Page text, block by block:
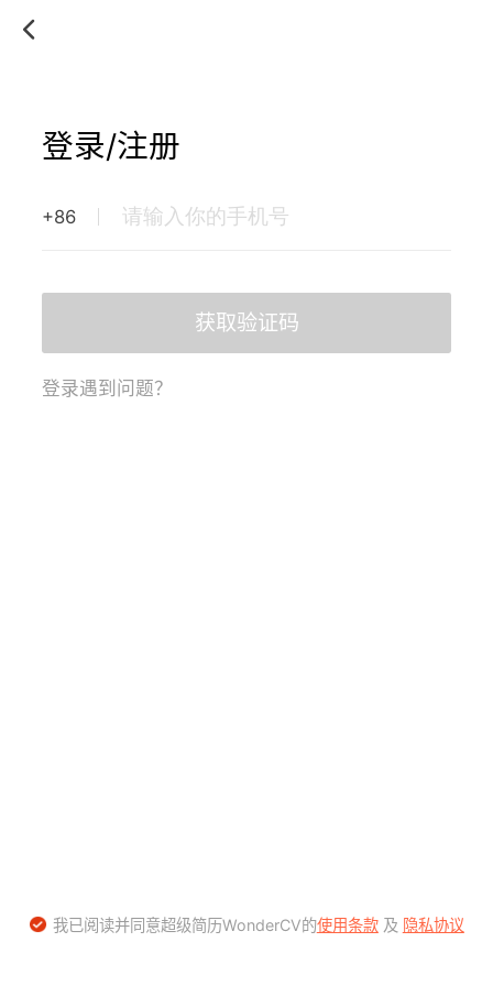
登录/注册
+86
获取验证码
登录遇到问题？
我已阅读并同意超级简历WonderCV的使用条款及 隐私协议